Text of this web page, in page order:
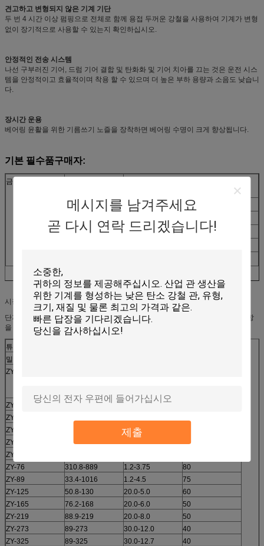
메시지를 남겨주세요
곧 다시 연락 드리겠습니다!
제출
견고하고 변형되지 않은 기계 기단
두 번 4 시간 이상 펌핑으로 전체로 함께 용접 두꺼운 강철을 사용하여 기계가 변형
없이 장기적으로 사용할 수 있는지 확인하십시오.
안정적인 전송 시스템
나선 구부러진 기어, 드럼 기어 결합 및 탄화화 및 기어 치아를 끄는 것은 운전 시스
템을 안정적이고 효율적이며 착용 할 수 있으며 더 높은 부하 용량과 소음도 낮습니
다.
장시간 운용
베어링 윤활을 위한 기름쓰기 노즐을 장착하면 베어링 수명이 크게 향상됩니다.
기본 필수품구매자:
금속 스트립
신분증
Φ350~Φ450mm
과다 복용
Φ600~1000mm
너비
350~1275mm
시장 요구에 따라. 우리는 blowing 표준 모델을 제공, 그리고 이것은 참조
단지, 생산 범위와 주요 기술 조정할 수 있습니다 당신의 회사가 특별한 요구 사항
을 가정합니다.
튜브 형성 기계 사양
밀 모델
ZY-16
ZY-20 10-25.4 0.3-15
ZY-32
ZY-45
0.7-20
ZY-50
20-635 0.8-3.0
90
ZY-60
ZY-76
310.8-889 1.2-3.75
80
ZY-89
33.4-1016 1.2-4.5
75
ZY-125
50.8-130 20.0-5.0
60
ZY-165
76.2-168 20.0-6.0
50
ZY-219
88.9-219 20.0-8.0
50
ZY-273
89-273 30.0-12.0
40
ZY-325
89-325 30.0-12.7
40